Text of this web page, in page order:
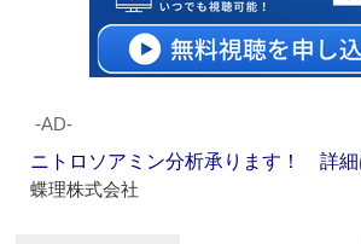
‐AD‐
ニトロソアミン分析承ります！ 詳細
蝶理株式会社